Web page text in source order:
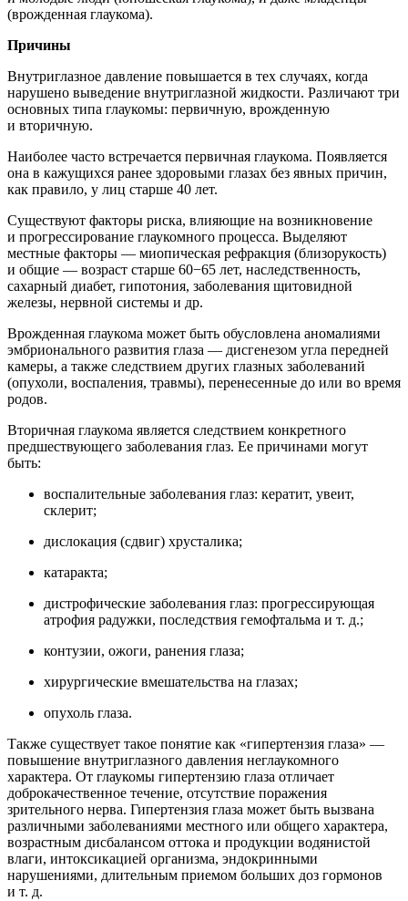
(врожденная глаукома).
Причины
Внутриглазное давление повышается в тех случаях, когда
нарушено выведение внутриглазной жидкости. Различают три
основных типа глаукомы: первичную, врожденную
и вторичную.
Наиболее часто встречается первичная глаукома. Появляется
она в кажущихся ранее здоровыми глазах без явных причин,
как правило, у лиц старше 40 лет.
Существуют факторы риска, влияющие на возникновение
и прогрессирование глаукомного процесса. Выделяют
местные факторы — миопическая рефракция (близорукость)
и общие — возраст старше 60−65 лет, наследственность,
сахарный диабет, гипотония, заболевания щитовидной
железы, нервной системы и др.
Врожденная глаукома может быть обусловлена аномалиями
эмбрионального развития глаза — дисгенезом угла передней
камеры, а также следствием других глазных заболеваний
(опухоли, воспаления, травмы), перенесенные до или во время
родов.
Вторичная глаукома является следствием конкретного
предшествующего заболевания глаз. Ее причинами могут
быть:
воспалительные заболевания глаз: кератит, увеит,
склерит;
дислокация (сдвиг) хрусталика;
катаракта;
дистрофические заболевания глаз: прогрессирующая
атрофия радужки, последствия гемофтальма и т. д.;
контузии, ожоги, ранения глаза;
хирургические вмешательства на глазах;
опухоль глаза.
Также существует такое понятие как «гипертензия глаза» —
повышение внутриглазного давления неглаукомного
характера. От глаукомы гипертензию глаза отличает
доброкачественное течение, отсутствие поражения
зрительного нерва. Гипертензия глаза может быть вызвана
различными заболеваниями местного или общего характера,
возрастным дисбалансом оттока и продукции водянистой
влаги, интоксикацией организма, эндокринными
нарушениями, длительным приемом больших доз гормонов
и т. д.